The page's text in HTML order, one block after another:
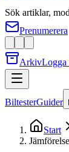
Sök artiklar,
Prenumerera
ArkivLogga
BiltesterGuider
Start